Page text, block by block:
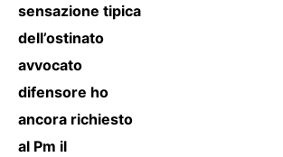
sensazione tipica
dell’ostinato
avvocato
difensore ho
ancora richiesto
al Pm il